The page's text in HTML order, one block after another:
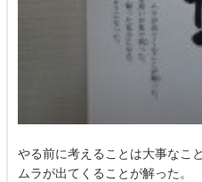
やる前に考えることは大事なこ
ムラが出てくることが解った。